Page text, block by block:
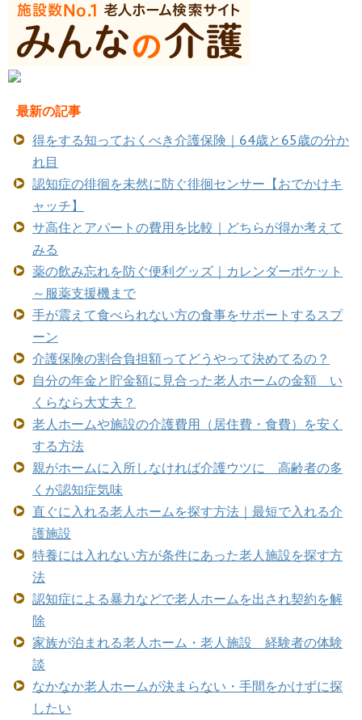
最新の記事
得をする知っておくべき介護保険｜64歳と65歳の分か
れ目
認知症の徘徊を未然に防ぐ徘徊センサー【おでかけキ
ャッチ】
サ高住とアパートの費用を比較｜どちらが得か考えて
みる
薬の飲み忘れを防ぐ便利グッズ｜カレンダーポケット
～服薬支援機まで
手が震えて食べられない方の食事をサポートするスプ
ーン
介護保険の割合負担額ってどうやって決めてるの？
自分の年金と貯金額に見合った老人ホームの金額 い
くらなら大丈夫？
老人ホームや施設の介護費用（居住費・食費）を安く
する方法
親がホームに入所しなければ介護ウツに 高齢者の多
くが認知症気味
直ぐに入れる老人ホームを探す方法｜最短で入れる介
護施設
特養には入れない方が条件にあった老人施設を探す方
法
認知症による暴力などで老人ホームを出され契約を解
除
家族が泊まれる老人ホーム・老人施設 経験者の体験
談
なかなか老人ホームが決まらない・手間をかけずに探
したい